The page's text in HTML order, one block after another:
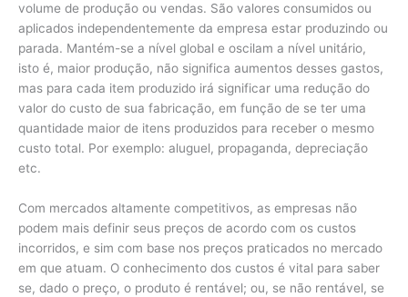
volume de produção ou vendas. São valores consumidos ou
aplicados independentemente da empresa estar produzindo ou
parada. Mantém-se a nível global e oscilam a nível unitário,
isto é, maior produção, não significa aumentos desses gastos,
mas para cada item produzido irá significar uma redução do
valor do custo de sua fabricação, em função de se ter uma
quantidade maior de itens produzidos para receber o mesmo
custo total. Por exemplo: aluguel, propaganda, depreciação
etc.
Com mercados altamente competitivos, as empresas não
podem mais definir seus preços de acordo com os custos
incorridos, e sim com base nos preços praticados no mercado
em que atuam. O conhecimento dos custos é vital para saber
se, dado o preço, o produto é rentável; ou, se não rentável, se